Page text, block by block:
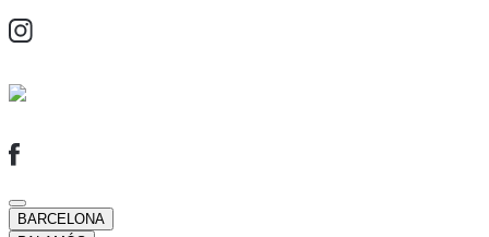
BARCELONA